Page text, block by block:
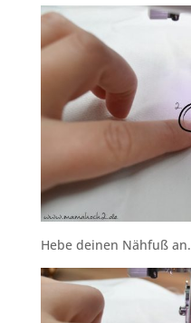
Hebe deinen Nähfuß an.